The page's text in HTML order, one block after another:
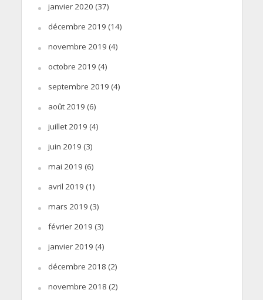
janvier 2020 (37)
décembre 2019 (14)
novembre 2019 (4)
octobre 2019 (4)
septembre 2019 (4)
août 2019 (6)
juillet 2019 (4)
juin 2019 (3)
mai 2019 (6)
avril 2019 (1)
mars 2019 (3)
février 2019 (3)
janvier 2019 (4)
décembre 2018 (2)
novembre 2018 (2)